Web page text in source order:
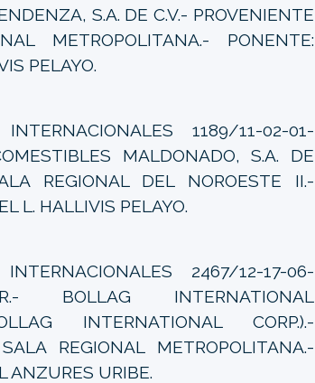
S.A. DE C.V.- PROVENIENTE
METROPOLITANA.- PONENTE:
PELAYO.
1189/11-02-01-
MALDONADO, S.A. DE
REGIONAL DEL NOROESTE II.-
L. HALLIVIS PELAYO.
2467/12-17-06-
BOLLAG INTERNATIONAL
INTERNATIONAL CORP.).-
REGIONAL METROPOLITANA.-
ANZURES URIBE.